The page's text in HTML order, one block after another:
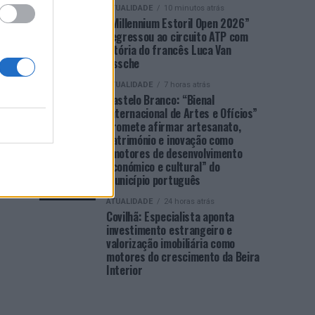
ATUALIDADE 10 minutos atrás
“Millennium Estoril Open 2026”
regressou ao circuito ATP com
vitória do francês Luca Van
Assche
ATUALIDADE 7 horas atrás
Castelo Branco: “Bienal
Internacional de Artes e Ofícios”
promete afirmar artesanato,
património e inovação como
“motores de desenvolvimento
económico e cultural” do
município português
ATUALIDADE 24 horas atrás
Covilhã: Especialista aponta
investimento estrangeiro e
valorização imobiliária como
motores do crescimento da Beira
Interior